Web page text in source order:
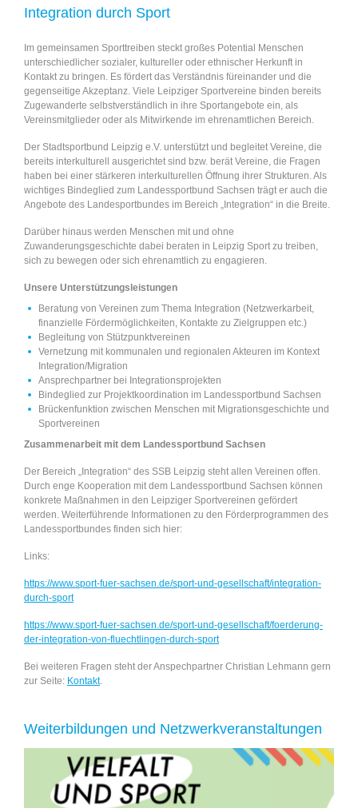
Integration durch Sport
Im gemeinsamen Sporttreiben steckt großes Potential Menschen
unterschiedlicher sozialer, kultureller oder ethnischer Herkunft in
Kontakt zu bringen. Es fördert das Verständnis füreinander und die
gegenseitige Akzeptanz. Viele Leipziger Sportvereine binden bereits
Zugewanderte selbstverständlich in ihre Sportangebote ein, als
Vereinsmitglieder oder als Mitwirkende im ehrenamtlichen Bereich.
Der Stadtsportbund Leipzig e.V. unterstützt und begleitet Vereine, die
bereits interkulturell ausgerichtet sind bzw. berät Vereine, die Fragen
haben bei einer stärkeren interkulturellen Öffnung ihrer Strukturen. Als
wichtiges Bindeglied zum Landessportbund Sachsen trägt er auch die
Angebote des Landesportbundes im Bereich „Integration“ in die Breite.
Darüber hinaus werden Menschen mit und ohne
Zuwanderungsgeschichte dabei beraten in Leipzig Sport zu treiben,
sich zu bewegen oder sich ehrenamtlich zu engagieren.
Unsere Unterstützungsleistungen
Beratung von Vereinen zum Thema Integration (Netzwerkarbeit,
finanzielle Fördermöglichkeiten, Kontakte zu Zielgruppen etc.)
Begleitung von Stützpunktvereinen
Vernetzung mit kommunalen und regionalen Akteuren im Kontext
Integration/Migration
Ansprechpartner bei Integrationsprojekten
Bindeglied zur Projektkoordination im Landessportbund Sachsen
Brückenfunktion zwischen Menschen mit Migrationsgeschichte und
Sportvereinen
Zusammenarbeit mit dem Landessportbund Sachsen
Der Bereich „Integration“ des SSB Leipzig steht allen Vereinen offen.
Durch enge Kooperation mit dem Landessportbund Sachsen können
konkrete Maßnahmen in den Leipziger Sportvereinen gefördert
werden. Weiterführende Informationen zu den Förderprogrammen des
Landessportbundes finden sich hier:
Links:
https://www.sport-fuer-sachsen.de/sport-und-gesellschaft/integration-
durch-sport
https://www.sport-fuer-sachsen.de/sport-und-gesellschaft/foerderung-
der-integration-von-fluechtlingen-durch-sport
Bei weiteren Fragen steht der Anspechpartner Christian Lehmann gern
zur Seite: Kontakt.
Weiterbildungen und Netzwerkveranstaltungen